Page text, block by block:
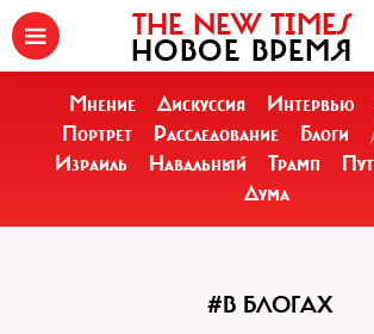
THE NEW TIMES
НОВОЕ ВРЕМЯ
Мнение Дискуссия Интервью
Портрет
Расследование Блоги
Израиль
Навальный Трамп
Дума
#В БЛОГАХ